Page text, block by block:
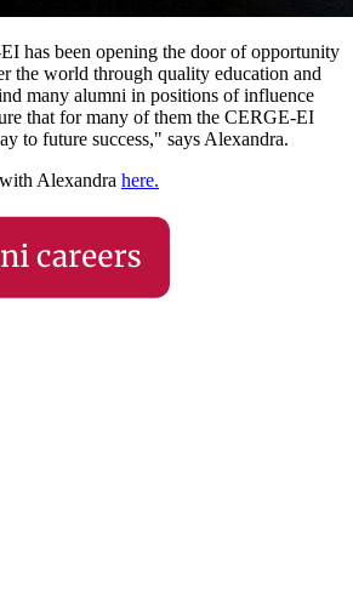
has been opening the door of opportunity
the world through quality education and
many alumni in positions of influence
that for many of them the CERGE-EI
to future success," says Alexandra.
Alexandra here.